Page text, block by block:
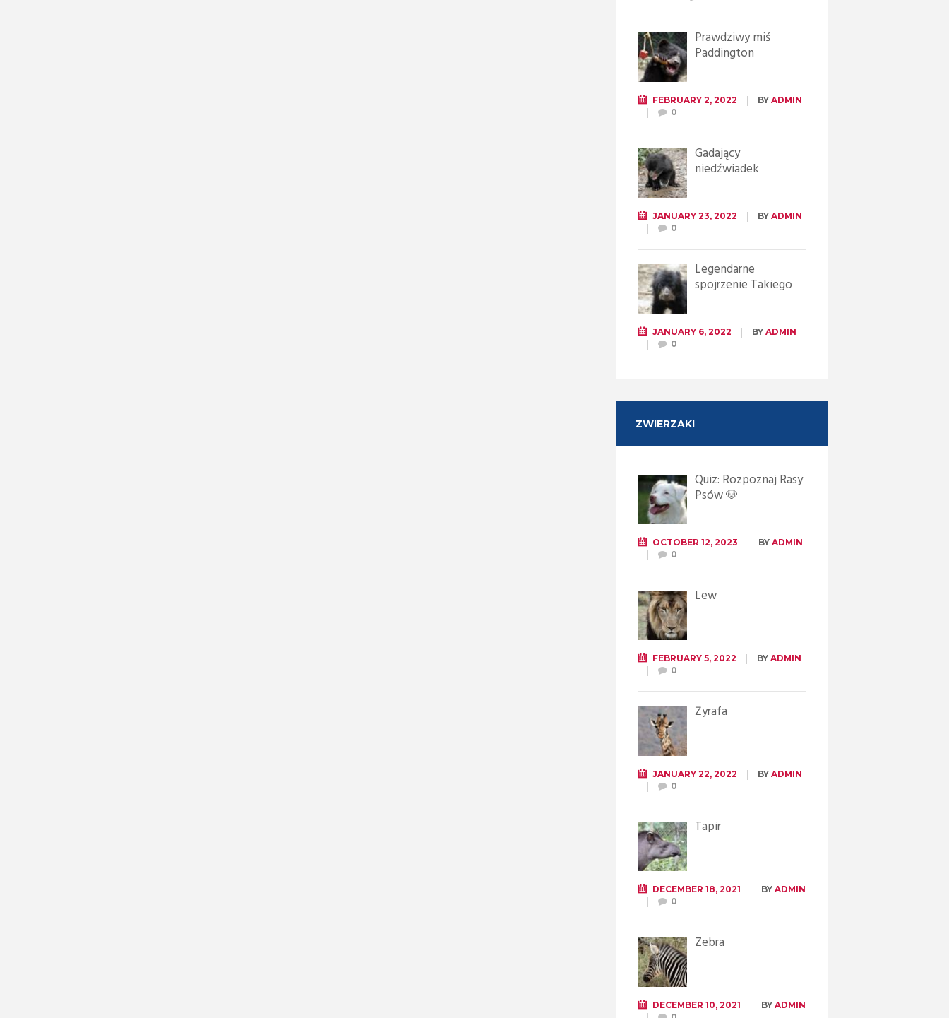
Prawdziwy miś
Paddington
FEBRUARY 2, 2022 BY ADMIN
0
Gadający
niedźwiadek
JANUARY 23, 2022 BY ADMIN
0
Legendarne
spojrzenie Takiego
JANUARY 6, 2022 BY ADMIN
0
ZWIERZAKI
Quiz: Rozpoznaj Rasy
Psów 🐶
OCTOBER 12, 2023 BY ADMIN
0
Lew
FEBRUARY 5, 2022 BY ADMIN
0
Żyrafa
JANUARY 22, 2022 BY ADMIN
0
Tapir
DECEMBER 18, 2021 BY ADMIN
0
Zebra
DECEMBER 10, 2021 BY ADMIN